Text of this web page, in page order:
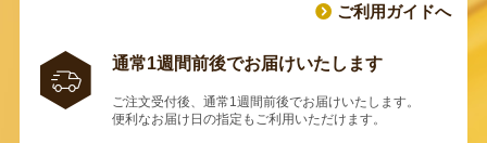
ご利用ガイドへ
通常1週間前後でお届けいたします
ご注文受付後、通常1週間前後でお届けいたします。
便利なお届け日の指定もご利用いただけます。